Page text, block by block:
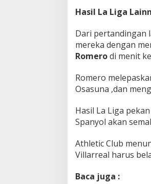
Hasil La Liga
Dari pertandingan
mereka dengan
Romerodi menit
Romero
Osasuna ,dan
Hasil La Liga
Spanyol akan
Athletic Club
Villarreal harus
Baca juga :